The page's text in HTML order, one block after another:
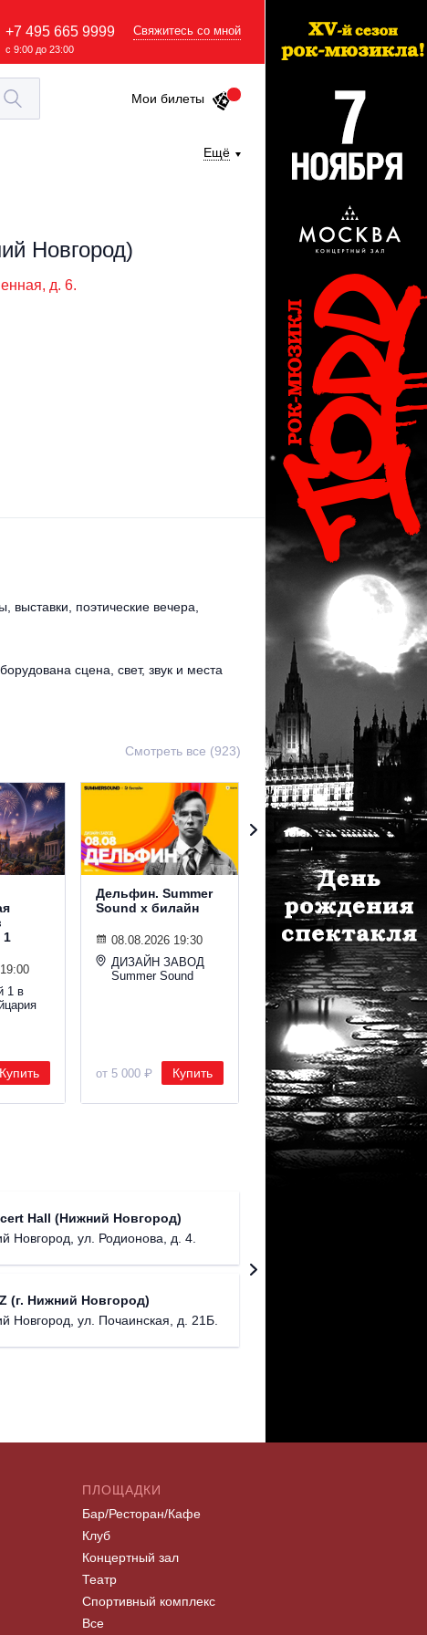
+7 495 665 9999
с 9:00 до 23:00
Свяжитесь со мной
Мои билеты
Ещё
Новгород)
д. 6.
поэтические вечера,
сцена, свет, звук и места
Смотреть все (923)
1
1 в
Купить
Дельфин. Summer
Sound х билайн
08.08.2026 19:30
ДИЗАЙН ЗАВОД
Summer Sound
от 5 000 ₽ Купить
Гудтаймс. Summer
Sound х билайн
08.08.2026 19:30
Ракушка Summer
Sound
от 2 800 ₽ Купить
Hall (Нижний Новгород)
Новгород, ул. Родионова, д. 4.
(г. Нижний Новгород)
Новгород, ул. Почаинская, д. 21Б.
ПЛОЩАДКИ
Бар/Ресторан/Кафе
Клуб
Концертный зал
Театр
Спортивный комплекс
Все